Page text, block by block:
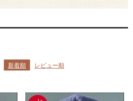
新着順 レビュー順